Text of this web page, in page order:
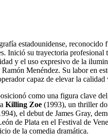
estadounidense,
Inició su trayectoria
y el uso expresivo de la
Menéndez. Su labor en
capaz de elevar la
como una figura clave
Killing Zoe (1993), un thriller
el debut de James Gray,
de Plata en el Festival de
de la comedia dramática.